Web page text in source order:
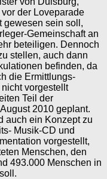
der Loveparade
gewesen sein soll,
Gemeinschaft an
beteiligen. Dennoch
stellen, auch dann
befinden, da
die Ermittlungs-
vorgestellt
Teil der
2010 geplant.
auch ein Konzept zu
Musik-CD und
vorgestellt,
Menschen, den
493.000 Menschen in